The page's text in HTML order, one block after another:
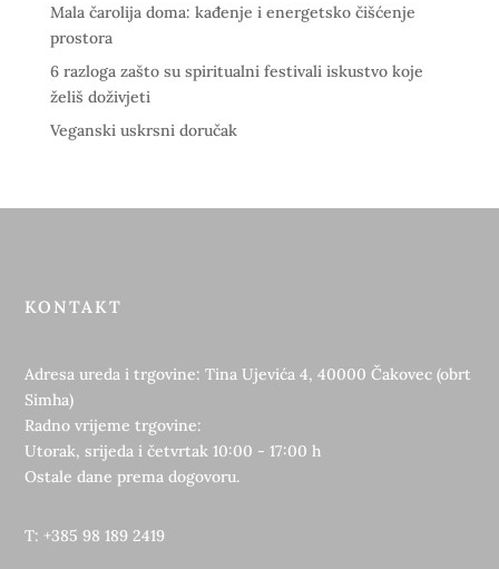
Mala čarolija doma: kađenje i energetsko čišćenje
prostora
6 razloga zašto su spiritualni festivali iskustvo koje
želiš doživjeti
Veganski uskrsni doručak
KONTAKT
Adresa ureda i trgovine: Tina Ujevića 4, 40000 Čakovec (obrt
Simha)
Radno vrijeme trgovine:
Utorak, srijeda i četvrtak 10:00 - 17:00 h
Ostale dane prema dogovoru.
T: +385 98 189 2419